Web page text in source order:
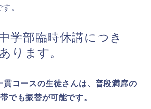
。
学部臨時休講につき
ります。
貫コースの生徒さんは、普段満席の
でも振替が可能です。